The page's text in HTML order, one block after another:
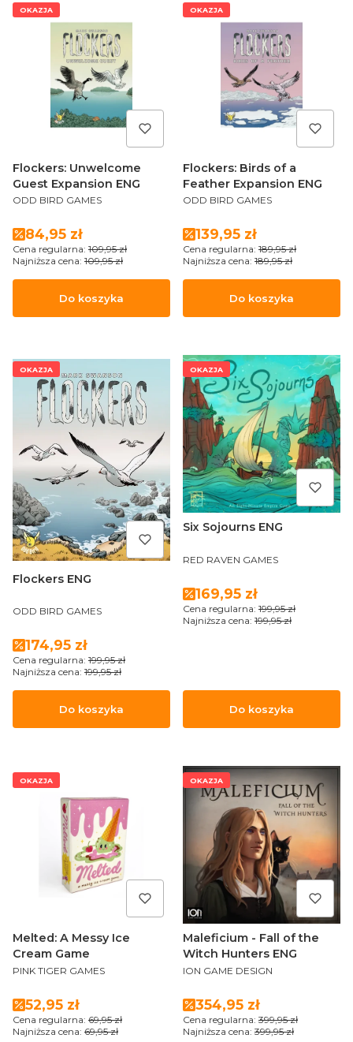
OKAZJA
Flockers: Unwelcome
Guest Expansion ENG
PRODUCENT
ODD BIRD GAMES
Cena promocyjna
84,95 zł
Cena regularna: 109,95 zł
Najniższa cena: 109,95 zł
Do koszyka
OKAZJA
Flockers: Birds of a
Feather Expansion ENG
PRODUCENT
ODD BIRD GAMES
Cena promocyjna
139,95 zł
Cena regularna: 189,95 zł
Najniższa cena: 189,95 zł
Do koszyka
OKAZJA
Flockers ENG
PRODUCENT
ODD BIRD GAMES
Cena promocyjna
174,95 zł
Cena regularna: 199,95 zł
Najniższa cena: 199,95 zł
Do koszyka
OKAZJA
Six Sojourns ENG
PRODUCENT
RED RAVEN GAMES
Cena promocyjna
169,95 zł
Cena regularna: 199,95 zł
Najniższa cena: 199,95 zł
Do koszyka
OKAZJA
Melted: A Messy Ice
Cream Game
PRODUCENT
PINK TIGER GAMES
Cena promocyjna
52,95 zł
Cena regularna: 69,95 zł
Najniższa cena: 69,95 zł
OKAZJA
Maleficium - Fall of the
Witch Hunters ENG
PRODUCENT
ION GAME DESIGN
Cena promocyjna
354,95 zł
Cena regularna: 399,95 zł
Najniższa cena: 399,95 zł